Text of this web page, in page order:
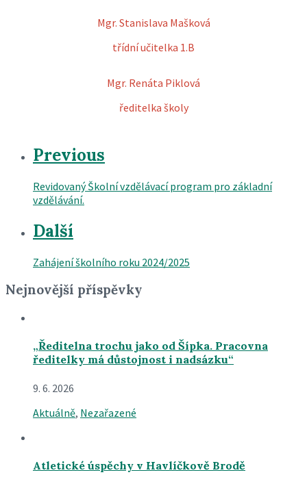
Mgr. Stanislava Mašková
třídní učitelka 1.B
Mgr. Renáta Piklová
ředitelka školy
Previous
Revidovaný Školní vzdělávací program pro základní
vzdělávání.
Další
Zahájení školního roku 2024/2025
Nejnovější příspěvky
„Ředitelna trochu jako od Šípka. Pracovna
ředitelky má důstojnost i nadsázku“
9. 6. 2026
Aktuálně, Nezařazené
Atletické úspěchy v Havlíčkově Brodě